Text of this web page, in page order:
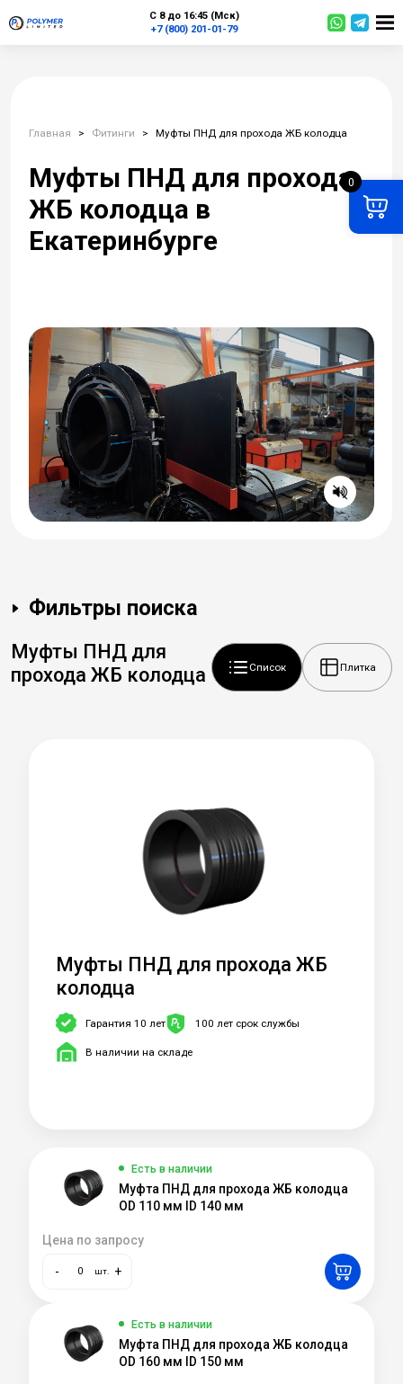
С 8 до 16:45 (Мск)
+7 (800) 201-01-79
0
Главная > Фитинги > Муфты ПНД для прохода ЖБ колодца
Муфты ПНД для прохода
ЖБ колодца в
Екатеринбурге
Фильтры поиска
Муфты ПНД для
прохода ЖБ колодца
Список Плитка
Муфты ПНД для прохода ЖБ
колодца
Гарантия 10 лет 100 лет срок службы
В наличии на складе
Есть в наличии
Муфта ПНД для прохода ЖБ колодца
OD 110 мм ID 140 мм
Цена по запросу
- шт. +
Есть в наличии
Муфта ПНД для прохода ЖБ колодца
OD 160 мм ID 150 мм